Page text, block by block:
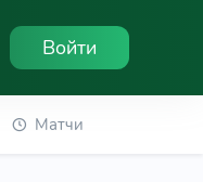
Войти
Матчи